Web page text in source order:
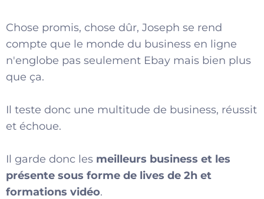
Chose promis, chose dûr, Joseph se rend
compte que le monde du business en ligne
n'englobe pas seulement Ebay mais bien plus
que ça.
Il teste donc une multitude de business, réussit
et échoue.
Il garde donc les meilleurs business et les
présente sous forme de lives de 2h et
formations vidéo.